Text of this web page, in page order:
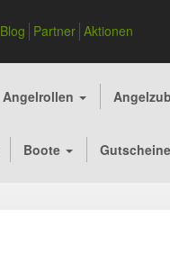
Blog Partner Aktionen
Angelrollen
Boote